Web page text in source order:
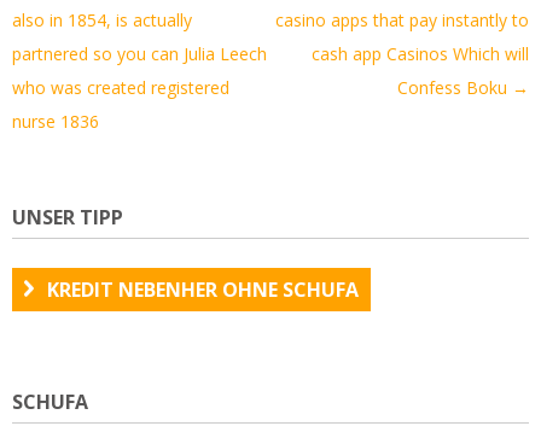
Navigation
also in 1854, is actually
partnered so you can Julia Leech
who was created registered
nurse 1836
casino apps that pay instantly to
cash app Casinos Which will
Confess Boku →
UNSER TIPP
KREDIT NEBENHER OHNE SCHUFA
SCHUFA